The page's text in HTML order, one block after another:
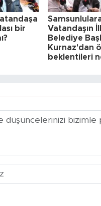
bir
Vatandaşın
Belediye
Kurnaz'dan
beklentileri